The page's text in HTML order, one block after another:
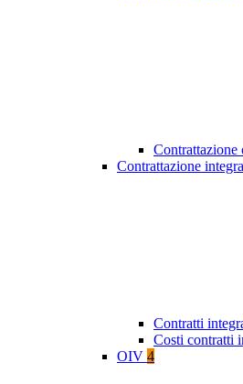
Contrattazione
Contrattazione
Contratti
Costi contratti
OIV 4